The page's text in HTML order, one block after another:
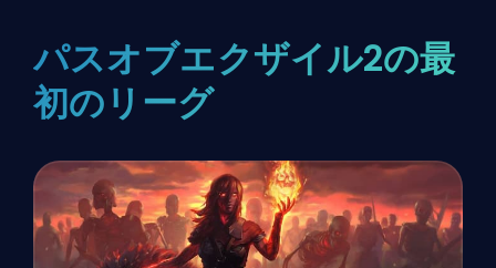
パスオブエクザイル2の最
初のリーグ